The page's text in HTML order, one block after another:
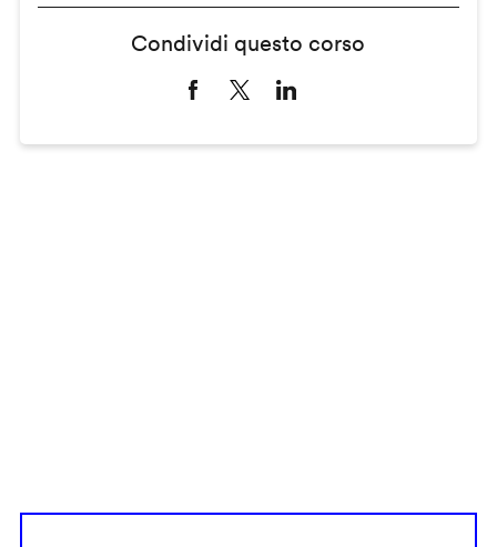
Condividi questo corso